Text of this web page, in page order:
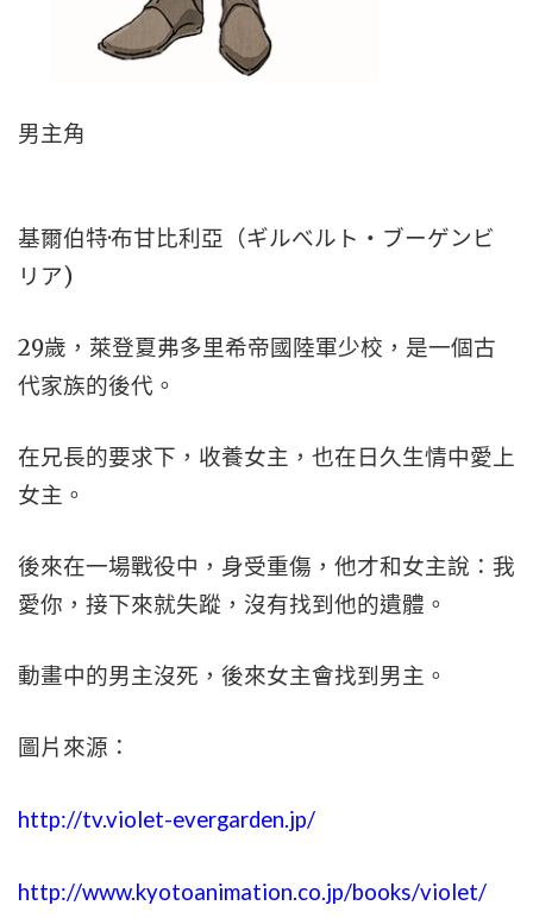
男主角
基爾伯特·布甘比利亞（ギルべルト・ブーゲンビ
リア)
29歲，萊登夏弗多里希帝國陸軍少校，是一個古
代家族的後代。
在兄長的要求下，收養女主，也在日久生情中愛上
女主。
後來在一場戰役中，身受重傷，他才和女主說：我
愛你，接下來就失蹤，沒有找到他的遺體。
動畫中的男主沒死，後來女主會找到男主。
圖片來源：
http://tv.violet-evergarden.jp/
http://www.kyotoanimation.co.jp/books/violet/